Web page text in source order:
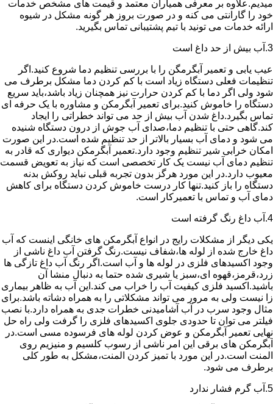
میدیم.علاوه بر معرفی همیاران معتمد و قیمت های مشخص خدمات
خود را گارانتی می کنه و در صورت بروز هر گونه مشکل در شیوه
ارائه خدمات می تونید با تیم پشتیبانی تماس بگیرید.
3.آب بیش از حد داغ است
عیب یابی و تعمیر آبگرمگن را با بررسی تنظیم دما شروع کنید.اگر
تنظیمات فعلی دستگاه زیاد است با کم کردن دما مشکل برطرف می
شود ولی اگر دما با کم کردن حرارت نیز همچنان زیاد باشد،باید سریع
دستگاه را خاموش کنید.برای تعمیر آبگرمکن و مشاوره با یک حرفه ای
تماس بگیرد.داغ شدن آب بیش از حد می تواند خطراتی را ایجاد
کند.گاهی حتی با تنظیم دما،صدای آب جوش از درون دستگاه شنیده
می شود و دمای آب بسیار بالاتر از حد تنظیم شده است.در این صورت
امکان خرابی شیر تنظیم وجود دارد.تعمیر آبگرمکن دیواری که قادر به
تنظیم دمای آب نیست یک کار تخصصی است که نیاز به تعویض قسمت
معیوب دارد.در این مورد هرگز بدون تجربه قبلی نباید روکش بدنه
دستگاه را باز کنید.تنها کار درست خاموش کردن دستگاه برای کاهش
دمای آب و تماس با تعمیرکار است.
4.آب داغ رنگ گرفته است
یکی دیگر از مشکلات رایج در انواع آبگرمکن های خانگی اینست که آب
داغ خارج شده از لوله ها،شفاف نیست.رنگ گرفتن آب داغ ناشی از
وجود اکسیدهای فلزی در لوله ها و آب است.اگر رنگ آب داغ تازگی ها
زرد،قرمز،قهوه ای،سبز یا شیری شده حتما به دنبال منشا آن
باشید.اکسید فلزی کیفیت آب را خراب می کند.این آب به ظاهر بیماری
زا نیست ولی به مرور می تواند مشکلاتی را به همراه دشاته باشد.برای
مثال وجود سرب در آب آشامیدنی خطرات جدی به همراه دارد.با نصب
فیلتر می توان تا حدودی جلوی اکسیدهای فلزی را گرفت ولی راه حل
نهایی تعمیر آبگرمکن و عوض کردن لوله های فرسوده مسی است.در
آبگرمکن های برقی این امر ناشی از رسوب کلسیم و منیزیم روی
المنت است.در این مورد با تمیز کردن المنت،مشکل به طور کلی
برطرف می شود.
5.آب گرم فشار ندارد